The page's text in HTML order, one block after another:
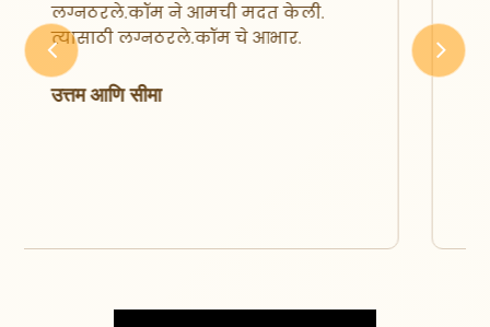
Previous
ठिकाणी फसवणूक झाली होती. पण
श्रुतिका मॅडम ने मला विश्वास पटवून दिला
त्यानंतर पुढील २ महिन्यांतच आम्ही